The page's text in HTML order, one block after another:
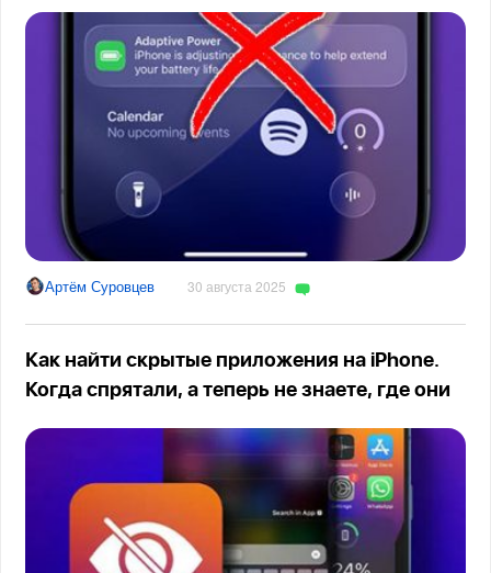
Артём Суровцев 30 августа 2025
Как найти скрытые приложения на iPhone.
Когда спрятали, а теперь не знаете, где они